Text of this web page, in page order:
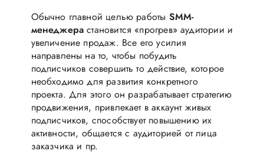
Обычно главной целью работы SMM-
менеджера становится «прогрев» аудитории и
увеличение продаж. Все его усилия
направлены на то, чтобы побудить
подписчиков совершить то действие, которое
необходимо для развития конкретного
проекта. Для этого он разрабатывает стратегию
продвижения, привлекает в аккаунт живых
подписчиков, способствует повышению их
активности, общается с аудиторией от лица
заказчика и пр.